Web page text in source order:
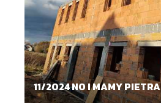
11/2024 NO I MAMY PIETRA